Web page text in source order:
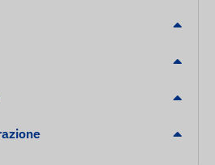
il feedback sul funzionamento
Notifica immediata se il